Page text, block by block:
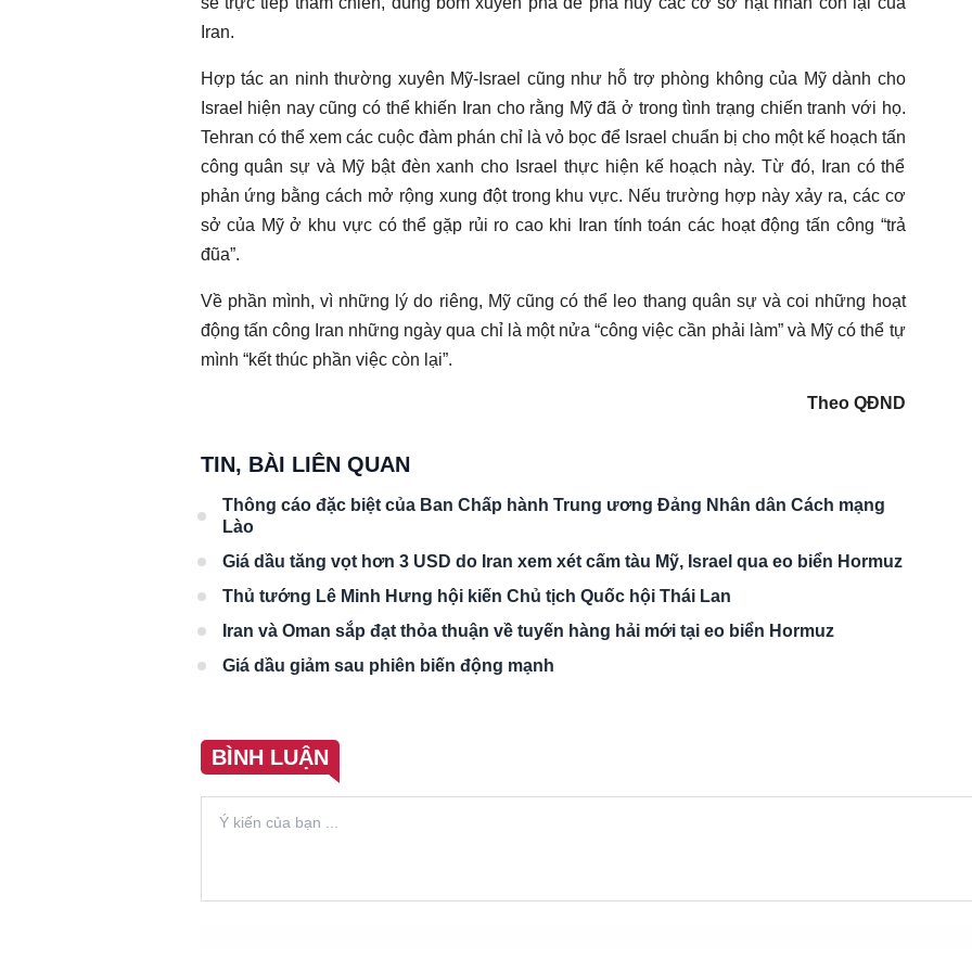
Iran.
Hợp tác an ninh thường xuyên Mỹ-Israel cũng như hỗ trợ phòng không của Mỹ dành cho
Israel hiện nay cũng có thể khiến Iran cho rằng Mỹ đã ở trong tình trạng chiến tranh với họ.
Tehran có thể xem các cuộc đàm phán chỉ là vỏ bọc để Israel chuẩn bị cho một kế hoạch tấn
công quân sự và Mỹ bật đèn xanh cho Israel thực hiện kế hoạch này. Từ đó, Iran có thể
phản ứng bằng cách mở rộng xung đột trong khu vực. Nếu trường hợp này xảy ra, các cơ
sở của Mỹ ở khu vực có thể gặp rủi ro cao khi Iran tính toán các hoạt động tấn công “trả
đũa”.
Về phần mình, vì những lý do riêng, Mỹ cũng có thể leo thang quân sự và coi những hoạt
động tấn công Iran những ngày qua chỉ là một nửa “công việc cần phải làm” và Mỹ có thể tự
mình “kết thúc phần việc còn lại”.
Theo QĐND
TIN, BÀI LIÊN QUAN
Thông cáo đặc biệt của Ban Chấp hành Trung ương Đảng Nhân dân Cách mạng
Lào
Giá dầu tăng vọt hơn 3 USD do Iran xem xét cấm tàu Mỹ, Israel qua eo biển Hormuz
Thủ tướng Lê Minh Hưng hội kiến Chủ tịch Quốc hội Thái Lan
Iran và Oman sắp đạt thỏa thuận về tuyến hàng hải mới tại eo biển Hormuz
Giá dầu giảm sau phiên biến động mạnh
BÌNH LUẬN